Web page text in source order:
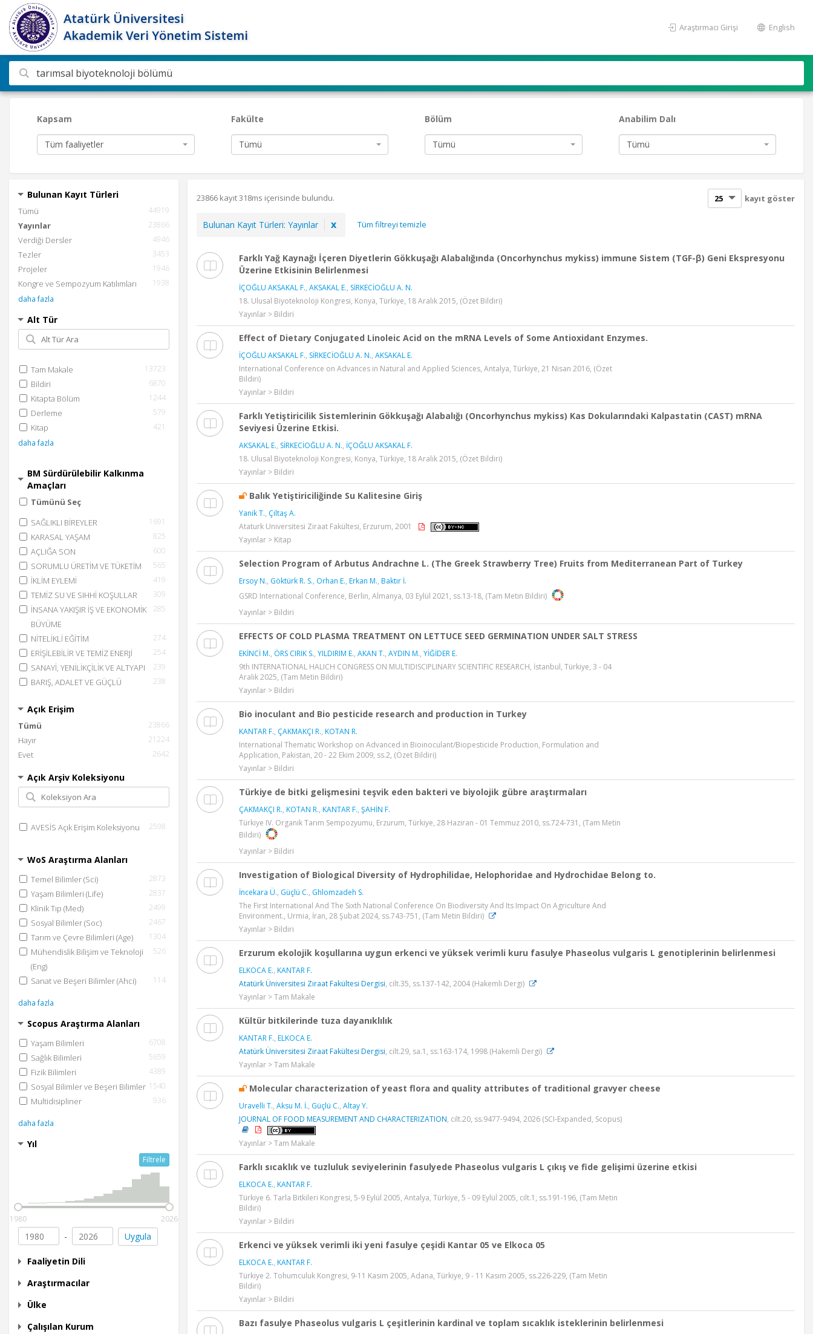
Atatürk Üniversitesi
Akademik Veri Yönetim Sistemi
Araştırmacı Girişi English
Ara
Kapsam
Tüm faaliyetler
Fakülte
Tümü
Bölüm
Tümü
Anabilim Dalı
Tümü
Bulunan Kayıt Türleri
Tümü 44919
Yayınlar 23866
Verdiği Dersler 4946
Tezler 3453
Projeler 1946
Kongre ve Sempozyum Katılımları
1938
daha fazla
Alt Tür
Tam Makale 13723
Bildiri 6870
Kitapta Bölüm 1244
Derleme 579
Kitap
421
daha fazla
BM Sürdürülebilir Kalkınma
Amaçları
Tümünü Seç
SAĞLIKLI BİREYLER
1691
KARASAL YAŞAM 825
AÇLIĞA SON 600
SORUMLU ÜRETİM VE TÜKETİM 565
İKLİM EYLEMİ 419
TEMİZ SU VE SIHHİ KOŞULLAR 309
İNSANA YAKIŞIR İŞ VE EKONOMİK
BÜYÜME
285
NİTELİKLİ EĞİTİM 274
ERİŞİLEBİLİR VE TEMİZ ENERJİ 254
SANAYİ, YENİLİKÇİLİK VE ALTYAPI 239
BARIŞ, ADALET VE GÜÇLÜ
238
SÜRDÜRÜLEBİLİR ŞEHİR VE YAŞAM
ALANLARI
AMAÇLAR İÇİN ORTAKLIKLAR 153
YOKSULLUĞA SON 140
EŞİTSİZLİKLERİN AZALTILMASI
CİNSİYET EŞİTLİĞİ
Açık Erişim
Tümü 23866
Hayır 21224
Evet 2642
Açık Arşiv Koleksiyonu
AVESİS Açık Erişim Koleksiyonu 2598
WoS Araştırma Alanları
Temel Bilimler (Sci) 2873
Yaşam Bilimleri (Life) 2837
Klinik Tıp (Med) 2499
Sosyal Bilimler (Soc) 2467
Tarım ve Çevre Bilimleri (Age) 1304
Mühendislik Bilişim ve Teknoloji
(Eng)
526
Sanat ve Beşeri Bilimler (Ahci) 114
daha fazla
Scopus Araştırma Alanları
Yaşam Bilimleri 6708
Sağlık Bilimleri 5659
Fizik Bilimleri 4389
Sosyal Bilimler ve Beşeri Bilimler 1540
Multidisipliner 936
daha fazla
Yıl
Filtrele
1980 2026
- Uygula
Faaliyetin Dili
Araştırmacılar
Ülke
Çalışılan Kurum
23866 kayıt 318ms içerisinde bulundu. kayıt göster
Bulunan Kayıt Türleri: Yayınlar x Tüm filtreyi temizle
Farklı Yağ Kaynağı İçeren Diyetlerin Gökkuşağı Alabalığında (Oncorhynchus mykiss) immune Sistem (TGF-β) Geni Ekspresyonu
Üzerine Etkisinin Belirlenmesi
İÇOĞLU AKSAKAL F., AKSAKAL E., SİRKECİOĞLU A. N.
18. Ulusal Biyoteknoloji Kongresi, Konya, Türkiye, 18 Aralık 2015, (Özet Bildiri)
Yayınlar > Bildiri
Effect of Dietary Conjugated Linoleic Acid on the mRNA Levels of Some Antioxidant Enzymes.
İÇOĞLU AKSAKAL F., SİRKECİOĞLU A. N., AKSAKAL E.
International Conference on Advances in Natural and Applied Sciences, Antalya, Türkiye, 21 Nisan 2016, (Özet
Bildiri)
Yayınlar > Bildiri
Farklı Yetiştiricilik Sistemlerinin Gökkuşağı Alabalığı (Oncorhynchus mykiss) Kas Dokularındaki Kalpastatin (CAST) mRNA
Seviyesi Üzerine Etkisi.
AKSAKAL E., SİRKECİOĞLU A. N., İÇOĞLU AKSAKAL F.
18. Ulusal Biyoteknoloji Kongresi, Konya, Türkiye, 18 Aralık 2015, (Özet Bildiri)
Yayınlar > Bildiri
Balık Yetiştiriciliğinde Su Kalitesine Giriş
Yanik T., Çiltaş A.
Ataturk Universitesi Ziraat Fakültesi, Erzurum, 2001
Yayınlar > Kitap
Selection Program of Arbutus Andrachne L. (The Greek Strawberry Tree) Fruits from Mediterranean Part of Turkey
Ersoy N., Göktürk R. S., Orhan E., Erkan M., Baktır İ.
GSRD International Conference, Berlin, Almanya, 03 Eylül 2021, ss.13-18, (Tam Metin Bildiri)
Yayınlar > Bildiri
EFFECTS OF COLD PLASMA TREATMENT ON LETTUCE SEED GERMINATION UNDER SALT STRESS
EKİNCİ M., ÖRS CIRIK S., YILDIRIM E., AKAN T., AYDIN M., YİĞİDER E.
9th INTERNATIONAL HALICH CONGRESS ON MULTIDISCIPLINARY SCIENTIFIC RESEARCH, İstanbul, Türkiye, 3 - 04
Aralık 2025, (Tam Metin Bildiri)
Yayınlar > Bildiri
Bio inoculant and Bio pesticide research and production in Turkey
KANTAR F., ÇAKMAKÇI R., KOTAN R.
International Thematic Workshop on Advanced in Bioinoculant/Biopesticide Production, Formulation and
Application, Pakistan, 20 - 22 Ekim 2009, ss.2, (Özet Bildiri)
Yayınlar > Bildiri
Türkiye de bitki gelişmesini teşvik eden bakteri ve biyolojik gübre araştırmaları
ÇAKMAKÇI R., KOTAN R., KANTAR F., ŞAHİN F.
Türkiye IV. Organik Tarım Sempozyumu, Erzurum, Türkiye, 28 Haziran - 01 Temmuz 2010, ss.724-731, (Tam Metin
Bildiri)
Yayınlar > Bildiri
Investigation of Biological Diversity of Hydrophilidae, Helophoridae and Hydrochidae Belong to.
İncekara Ü., Güçlü C., Ghlomzadeh S.
The First International And The Sixth National Conference On Biodiversity And Its Impact On Agriculture And
Environment., Urmia, İran, 28 Şubat 2024, ss.743-751, (Tam Metin Bildiri)
Yayınlar > Bildiri
Erzurum ekolojik koşullarına uygun erkenci ve yüksek verimli kuru fasulye Phaseolus vulgaris L genotiplerinin belirlenmesi
ELKOCA E., KANTAR F.
Atatürk Üniversitesi Ziraat Fakültesi Dergisi, cilt.35, ss.137-142, 2004 (Hakemli Dergi)
Yayınlar > Tam Makale
Kültür bitkilerinde tuza dayanıklılık
KANTAR F., ELKOCA E.
Atatürk Üniversitesi Ziraat Fakültesi Dergisi, cilt.29, sa.1, ss.163-174, 1998 (Hakemli Dergi)
Yayınlar > Tam Makale
Molecular characterization of yeast flora and quality attributes of traditional gravyer cheese
Uravelli T., Aksu M. İ., Güçlü C., Altay Y.
JOURNAL OF FOOD MEASUREMENT AND CHARACTERIZATION, cilt.20, ss.9477-9494, 2026 (SCI-Expanded, Scopus)
Yayınlar > Tam Makale
Farklı sıcaklık ve tuzluluk seviyelerinin fasulyede Phaseolus vulgaris L çıkış ve fide gelişimi üzerine etkisi
ELKOCA E., KANTAR F.
Türkiye 6. Tarla Bitkileri Kongresi, 5-9 Eylül 2005, Antalya, Türkiye, 5 - 09 Eylül 2005, cilt.1, ss.191-196, (Tam Metin
Bildiri)
Yayınlar > Bildiri
Erkenci ve yüksek verimli iki yeni fasulye çeşidi Kantar 05 ve Elkoca 05
ELKOCA E., KANTAR F.
Türkiye 2. Tohumculuk Kongresi, 9-11 Kasım 2005, Adana, Türkiye, 9 - 11 Kasım 2005, ss.226-229, (Tam Metin
Bildiri)
Yayınlar > Bildiri
Bazı fasulye Phaseolus vulgaris L çeşitlerinin kardinal ve toplam sıcaklık isteklerinin belirlenmesi